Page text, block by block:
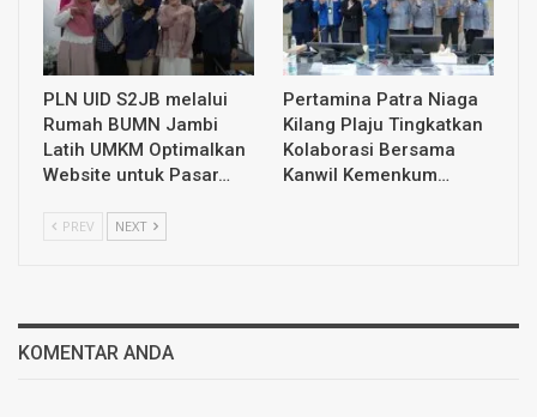
PLN UID S2JB melalui
Rumah BUMN Jambi
Latih UMKM Optimalkan
Website untuk Pasar…
Pertamina Patra Niaga
Kilang Plaju Tingkatkan
Kolaborasi Bersama
Kanwil Kemenkum…
PREV NEXT
KOMENTAR ANDA